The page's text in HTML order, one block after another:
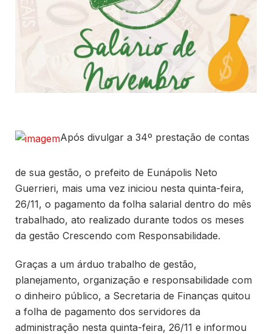
Após divulgar a 34º prestação de contas
de sua gestão, o prefeito de Eunápolis Neto
Guerrieri, mais uma vez iniciou nesta quinta-feira,
26/11, o pagamento da folha salarial dentro do mês
trabalhado, ato realizado durante todos os meses
da gestão Crescendo com Responsabilidade.
Graças a um árduo trabalho de gestão,
planejamento, organização e responsabilidade com
o dinheiro público, a Secretaria de Finanças quitou
a folha de pagamento dos servidores da
administração nesta quinta-feira, 26/11 e informou